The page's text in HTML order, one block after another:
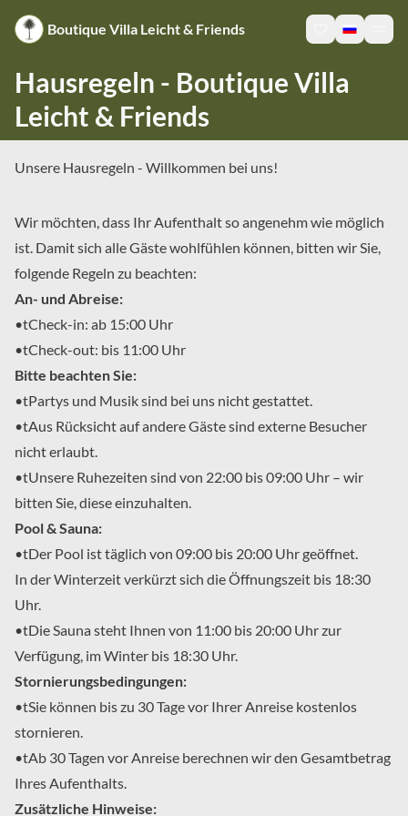
Boutique Villa Leicht & Friends
Hausregeln - Boutique Villa
Leicht & Friends
Unsere Hausregeln - Willkommen bei uns!
Wir möchten, dass Ihr Aufenthalt so angenehm wie möglich
ist. Damit sich alle Gäste wohlfühlen können, bitten wir Sie,
folgende Regeln zu beachten:
An- und Abreise:
•tCheck-in: ab 15:00 Uhr
•tCheck-out: bis 11:00 Uhr
Bitte beachten Sie:
•tPartys und Musik sind bei uns nicht gestattet.
•tAus Rücksicht auf andere Gäste sind externe Besucher
nicht erlaubt.
•tUnsere Ruhezeiten sind von 22:00 bis 09:00 Uhr – wir
bitten Sie, diese einzuhalten.
Pool & Sauna:
•tDer Pool ist täglich von 09:00 bis 20:00 Uhr geöffnet.
In der Winterzeit verkürzt sich die Öffnungszeit bis 18:30
Uhr.
•tDie Sauna steht Ihnen von 11:00 bis 20:00 Uhr zur
Verfügung, im Winter bis 18:30 Uhr.
Stornierungsbedingungen:
•tSie können bis zu 30 Tage vor Ihrer Anreise kostenlos
stornieren.
•tAb 30 Tagen vor Anreise berechnen wir den Gesamtbetrag
Ihres Aufenthalts.
Zusätzliche Hinweise: